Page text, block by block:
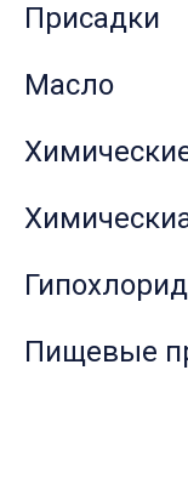
Присадки
Масло
Пищевые